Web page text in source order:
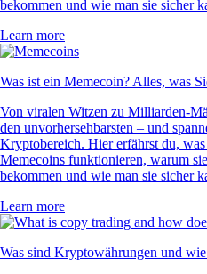
bekommen und wie man sie sicher
Learn more
Was ist ein Memecoin? Alles, was
Von viralen Witzen zu Milliarden-
den unvorhersehbarsten – und
Kryptobereich. Hier erfährst du,
Memecoins funktionieren, warum
bekommen und wie man sie sicher
Learn more
Was sind Kryptowährungen und